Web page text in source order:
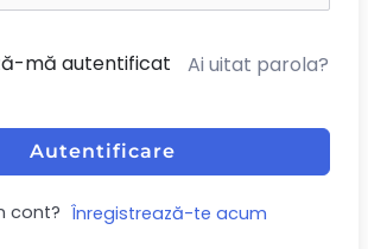
mă autentificat Ai uitat parola?
Autentificare
cont? Înregistrează-te acum